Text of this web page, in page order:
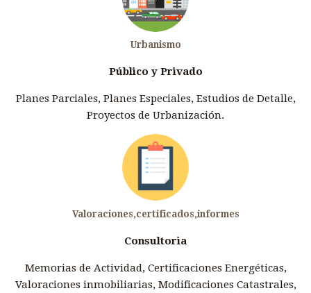
Urbanismo
Público y Privado
Planes Parciales, Planes Especiales, Estudios de Detalle,
Proyectos de Urbanización.
Valoraciones,certificados,informes
Consultoria
Memorias de Actividad, Certificaciones Energéticas,
Valoraciones inmobiliarias, Modificaciones Catastrales,